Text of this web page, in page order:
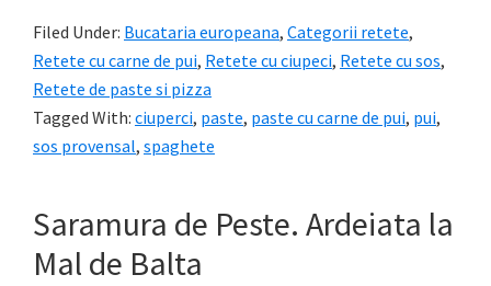
Filed Under: Bucataria europeana, Categorii retete,
Retete cu carne de pui, Retete cu ciupeci, Retete cu sos,
Retete de paste si pizza
Tagged With: ciuperci, paste, paste cu carne de pui, pui,
sos provensal, spaghete
Saramura de Peste. Ardeiata la
Mal de Balta